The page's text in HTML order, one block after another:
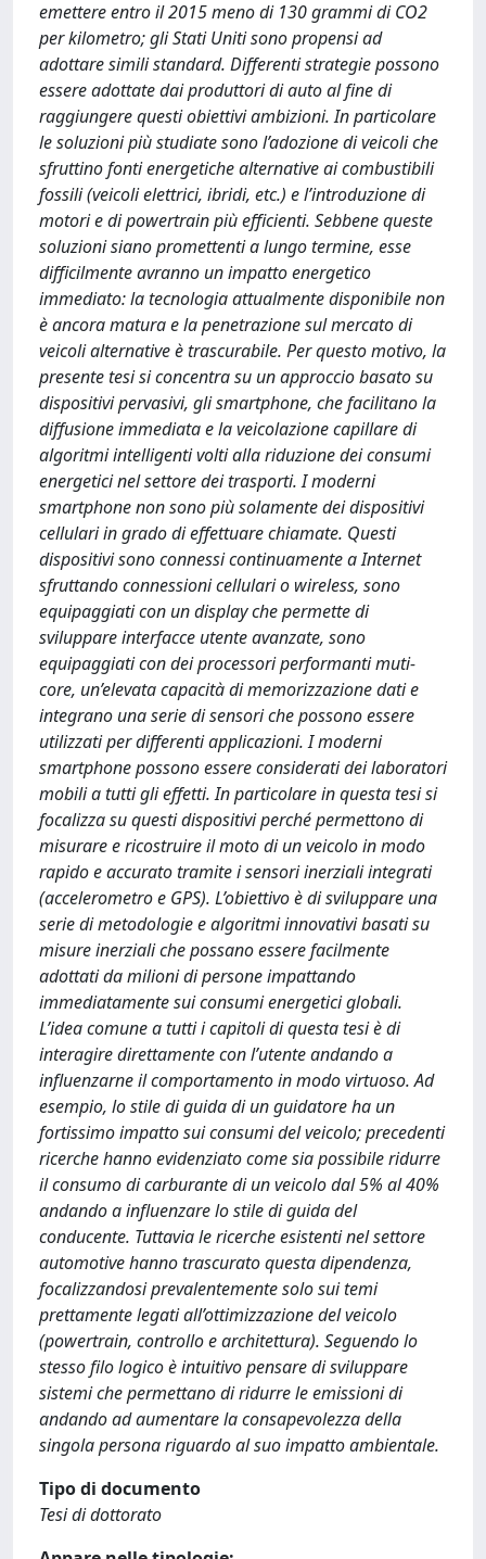
emettere entro il 2015 meno di 130 grammi di CO2
per kilometro; gli Stati Uniti sono propensi ad
adottare simili standard. Differenti strategie possono
essere adottate dai produttori di auto al fine di
raggiungere questi obiettivi ambizioni. In particolare
le soluzioni più studiate sono l’adozione di veicoli che
sfruttino fonti energetiche alternative ai combustibili
fossili (veicoli elettrici, ibridi, etc.) e l’introduzione di
motori e di powertrain più efficienti. Sebbene queste
soluzioni siano promettenti a lungo termine, esse
difficilmente avranno un impatto energetico
immediato: la tecnologia attualmente disponibile non
è ancora matura e la penetrazione sul mercato di
veicoli alternative è trascurabile. Per questo motivo, la
presente tesi si concentra su un approccio basato su
dispositivi pervasivi, gli smartphone, che facilitano la
diffusione immediata e la veicolazione capillare di
algoritmi intelligenti volti alla riduzione dei consumi
energetici nel settore dei trasporti. I moderni
smartphone non sono più solamente dei dispositivi
cellulari in grado di effettuare chiamate. Questi
dispositivi sono connessi continuamente a Internet
sfruttando connessioni cellulari o wireless, sono
equipaggiati con un display che permette di
sviluppare interfacce utente avanzate, sono
equipaggiati con dei processori performanti muti-
core, un’elevata capacità di memorizzazione dati e
integrano una serie di sensori che possono essere
utilizzati per differenti applicazioni. I moderni
smartphone possono essere considerati dei laboratori
mobili a tutti gli effetti. In particolare in questa tesi si
focalizza su questi dispositivi perché permettono di
misurare e ricostruire il moto di un veicolo in modo
rapido e accurato tramite i sensori inerziali integrati
(accelerometro e GPS). L’obiettivo è di sviluppare una
serie di metodologie e algoritmi innovativi basati su
misure inerziali che possano essere facilmente
adottati da milioni di persone impattando
immediatamente sui consumi energetici globali.
L’idea comune a tutti i capitoli di questa tesi è di
interagire direttamente con l’utente andando a
influenzarne il comportamento in modo virtuoso. Ad
esempio, lo stile di guida di un guidatore ha un
fortissimo impatto sui consumi del veicolo; precedenti
ricerche hanno evidenziato come sia possibile ridurre
il consumo di carburante di un veicolo dal 5% al 40%
andando a influenzare lo stile di guida del
conducente. Tuttavia le ricerche esistenti nel settore
automotive hanno trascurato questa dipendenza,
focalizzandosi prevalentemente solo sui temi
prettamente legati all’ottimizzazione del veicolo
(powertrain, controllo e architettura). Seguendo lo
stesso filo logico è intuitivo pensare di sviluppare
sistemi che permettano di ridurre le emissioni di
andando ad aumentare la consapevolezza della
singola persona riguardo al suo impatto ambientale.
Tipo di documento
Tesi di dottorato